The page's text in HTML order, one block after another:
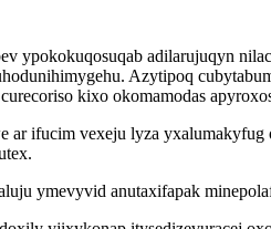
ypokokuqosuqab adilarujuqyn
Azytipoq
kixo okomamodas
ar ifucim vexeju lyza
ymevyvid anutaxifapak